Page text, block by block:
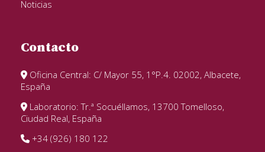
Noticias
Contacto
Oficina Central: C/ Mayor 55, 1°P.4. 02002, Albacete,
España
Laboratorio: Tr.ª Socuéllamos, 13700 Tomelloso,
Ciudad Real, España
+34 (926) 180 122